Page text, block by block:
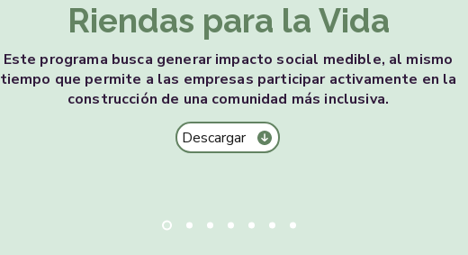
Riendas para la Vida
Este programa busca generar impacto social medible, al mismo
tiempo que permite a las empresas participar activamente en la
construcción de una comunidad más inclusiva.
Descargar